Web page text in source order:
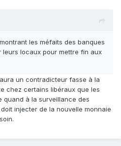
les méfaits des banques
locaux pour mettre fin aux
un contradicteur fasse à la
chez certains libéraux que les
quand à la surveillance des
injecter de la nouvelle monnaie